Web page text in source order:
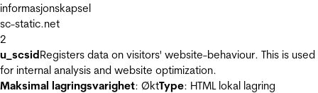
informasjonskapsel
sc-static.net
2
u_scsidRegisters data on visitors' website-behaviour. This is used
for internal analysis and website optimization.
Maksimal lagringsvarighet: ØktType: HTML lokal lagring